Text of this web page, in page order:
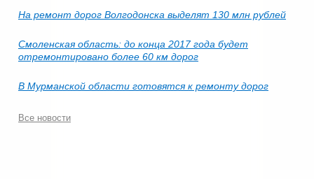
На ремонт дорог Волгодонска выделят 130 млн рублей
Смоленская область: до конца 2017 года будет
отремонтировано более 60 км дорог
В Мурманской области готовятся к ремонту дорог
Все новости